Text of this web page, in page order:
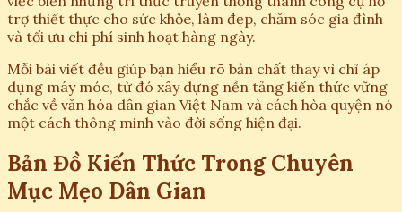
trợ thiết thực cho sức khỏe, làm đẹp, chăm sóc gia đình
và tối ưu chi phí sinh hoạt hàng ngày.
Mỗi bài viết đều giúp bạn hiểu rõ bản chất thay vì chỉ áp
dụng máy móc, từ đó xây dựng nền tảng kiến thức vững
chắc về văn hóa dân gian Việt Nam và cách hòa quyện nó
một cách thông minh vào đời sống hiện đại.
Bản Đồ Kiến Thức Trong Chuyên
Mục Mẹo Dân Gian